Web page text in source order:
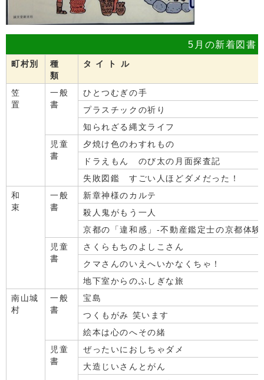
5月の新着図書
町村別
種
類
タ イ ト ル
笠
置
一般
書
ひとつむぎの手
プラスチックの祈り
知られざる縄文ライフ
児童
書
夕焼け色のわすれもの
ドラえもん のび太の月面探査記
失敗図鑑 すごい人ほどダメだった！
和
束
一般
書
新章神様のカルテ
殺人鬼がもう一人
京都の「違和感」-不動産鑑定士の京都体験
児童
書
さくらもちのよしこさん
クマさんのいえへいかなくちゃ！
地下室からのふしぎな旅
南山城
村
一般
書
宝島
つくもがみ 笑います
絵本は心のへその緒
児童
書
ぜったいにおしちゃダメ
大造じいさんとがん